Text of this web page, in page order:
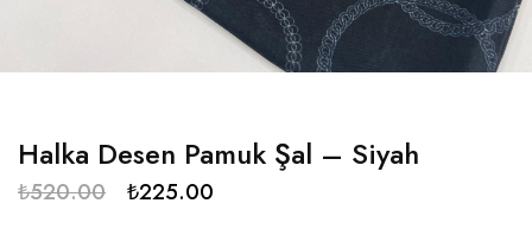
Halka Desen Pamuk Şal – Siyah
₺520.00 ₺225.00